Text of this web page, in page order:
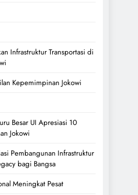
Infrastruktur Transportasi di
Kepemimpinan Jokowi
Besar UI Apresiasi 10
Jokowi
Pembangunan Infrastruktur
bagi Bangsa
Meningkat Pesat